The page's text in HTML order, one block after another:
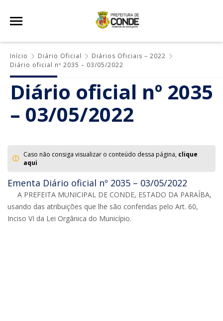
Início Diário Oficial
Diários Oficiais – 2022
Diário oficial nº 2035 – 03/05/2022
Diário oficial nº 2035
– 03/05/2022
Caso não consiga visualizar o conteúdo dessa página, clique
aqui
Ementa Diário oficial nº 2035 – 03/05/2022
A PREFEITA MUNICIPAL DE CONDE, ESTADO DA PARAÍBA,
usando das atribuições que lhe são conferidas pelo Art. 60,
Inciso VI da Lei Orgânica do Município.